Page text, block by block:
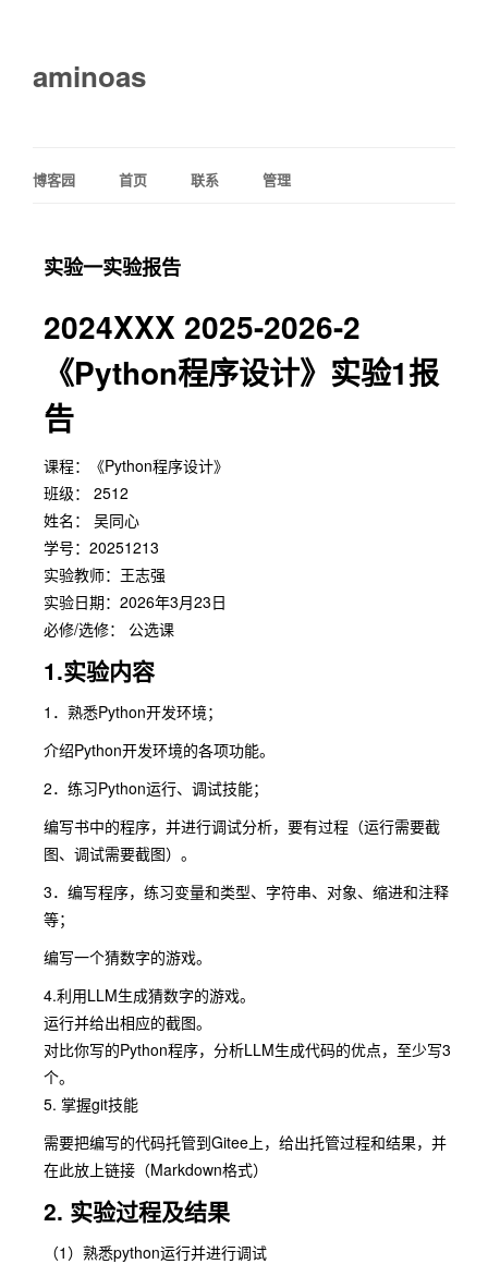
aminoas
博客园 首页 联系 管理
实验一实验报告
2024XXX 2025-2026-2
《Python程序设计》实验1报
告
课程：《Python程序设计》
班级： 2512
姓名： 吴同心
学号：20251213
实验教师：王志强
实验日期：2026年3月23日
必修/选修： 公选课
1.实验内容
1．熟悉Python开发环境；
介绍Python开发环境的各项功能。
2．练习Python运行、调试技能；
编写书中的程序，并进行调试分析，要有过程（运行需要截
图、调试需要截图）。
3．编写程序，练习变量和类型、字符串、对象、缩进和注释
等；
编写一个猜数字的游戏。
4.利用LLM生成猜数字的游戏。
运行并给出相应的截图。
对比你写的Python程序，分析LLM生成代码的优点，至少写3
个。
5. 掌握git技能
需要把编写的代码托管到Gitee上，给出托管过程和结果，并
在此放上链接（Markdown格式）
2. 实验过程及结果
（1）熟悉python运行并进行调试